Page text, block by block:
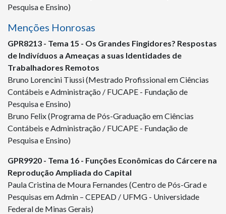
Pesquisa e Ensino)
Menções Honrosas
GPR8213 - Tema 15 - Os Grandes Fingidores? Respostas
de Indivíduos a Ameaças a suas Identidades de
Trabalhadores Remotos
Bruno Lorencini Tiussi (Mestrado Profissional em Ciências
Contábeis e Administração / FUCAPE - Fundação de
Pesquisa e Ensino)
Bruno Felix (Programa de Pós-Graduação em Ciências
Contábeis e Administração / FUCAPE - Fundação de
Pesquisa e Ensino)
GPR9920 - Tema 16 - Funções Econômicas do Cárcere na
Reprodução Ampliada do Capital
Paula Cristina de Moura Fernandes (Centro de Pós-Grad e
Pesquisas em Admin – CEPEAD / UFMG - Universidade
Federal de Minas Gerais)